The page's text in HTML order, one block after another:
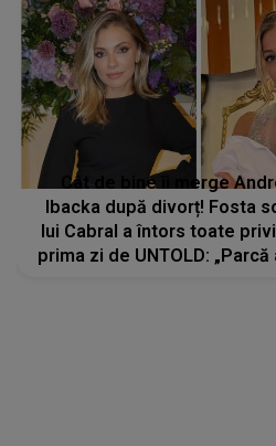
Cât de bine îi merge
Ibacka după divorț! Fosta
lui Cabral a întors toate
prima zi de UNTOLD: „Parcă